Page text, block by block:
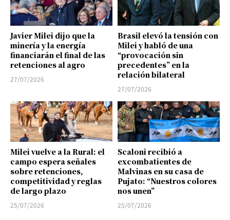
Javier Milei dijo que la
minería y la energía
financiarán el final de las
retenciones al agro
27/07/2026
Brasil elevó la tensión con
Milei y habló de una
“provocación sin
precedentes” en la
relación bilateral
27/07/2026
Milei vuelve a la Rural: el
campo espera señales
sobre retenciones,
competitividad y reglas
de largo plazo
25/07/2026
Scaloni recibió a
excombatientes de
Malvinas en su casa de
Pujato: “Nuestros colores
nos unen”
25/07/2026